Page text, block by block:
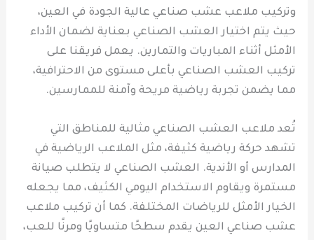
وتركيب ملاعب عشب صناعي عالية الجودة في العين،
حيث يتم اختيار العشب الصناعي بعناية لضمان الأداء
الأمثل أثناء المباريات والتمارين. يعمل فريقنا على
تركيب العشب الصناعي بأعلى مستوى من الاحترافية،
مما يضمن تجربة رياضية مريحة وآمنة للممارسين.
تُعد ملاعب العشب الصناعي مثالية للمناطق التي
تشهد حركة رياضية كثيفة، مثل الملاعب الرياضية في
المدارس أو الأندية. العشب الصناعي لا يتطلب صيانة
مستمرة ويقاوم الاستخدام اليومي الكثيف، مما يجعله
الخيار الأمثل للرياضات المختلفة. كما أن تركيب ملاعب
عشب صناعي العين يقدم سطحًا متساويًا ومرنًا للعب،